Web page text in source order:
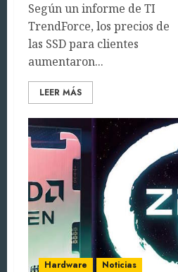
Según un informe de TI
TrendForce, los precios de
las SSD para clientes
aumentaron...
LEER MÁS
Hardware
Noticias